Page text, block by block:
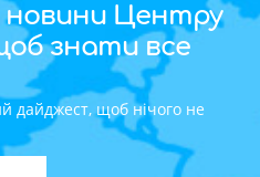
новини Центру
знати все
дайджест, щоб нічого не